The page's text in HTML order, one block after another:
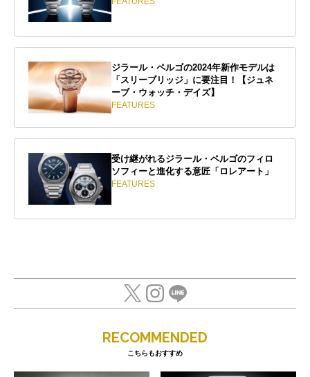
ジラール・ペルゴの2024年新作モデルは
「スリーブリッジ」に要注目！【ジュネ
ーブ・ウォッチ・デイズ】
FEATURES
受け継がれるジラール・ペルゴのフィロ
ソフィーと進化する意匠「ロレアート」
FEATURES
RECOMMENDED
こちらもおすすめ